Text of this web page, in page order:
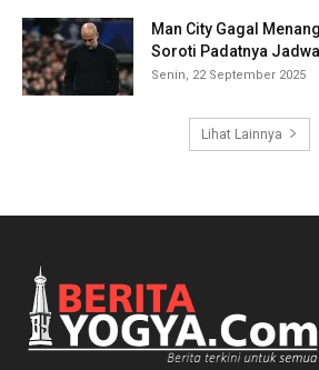
Man City Gagal
Soroti Padatnya Jadwal
Senin, 22 September 2025
Lihat Lainnya